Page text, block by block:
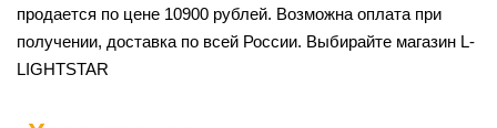
продается по цене 10900 рублей. Возможна оплата при
получении, доставка по всей России. Выбирайте магазин L-
LIGHTSTAR